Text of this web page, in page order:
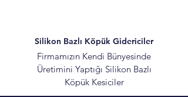
Silikon Bazlı Köpük Gidericiler
Firmamızın Kendi Bünyesinde
Üretimini Yaptığı Silikon Bazlı
Köpük Kesiciler